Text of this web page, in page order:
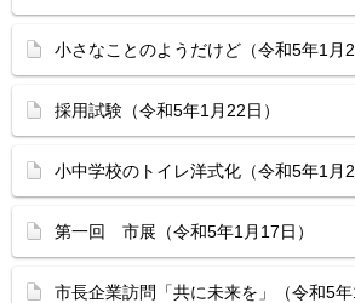
小さなことのようだけど（令和5年1月
採用試験（令和5年1月22日）
小中学校のトイレ洋式化（令和5年1月
第一回 市展（令和5年1月17日）
市長企業訪問「共に未来を」（令和5年